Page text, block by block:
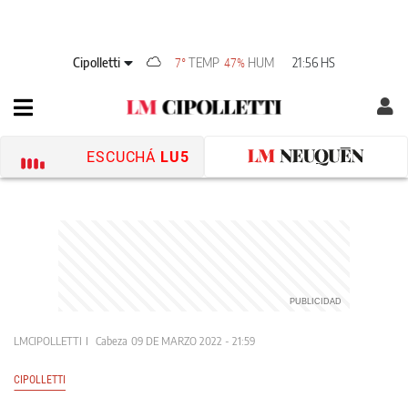
Cipolletti 7°TEMP 47% HUM 21:56 HS
ESCUCHÁ LU5
LMCIPOLLETTI Cabeza 09 DE MARZO 2022 - 21:59
CIPOLLETTI